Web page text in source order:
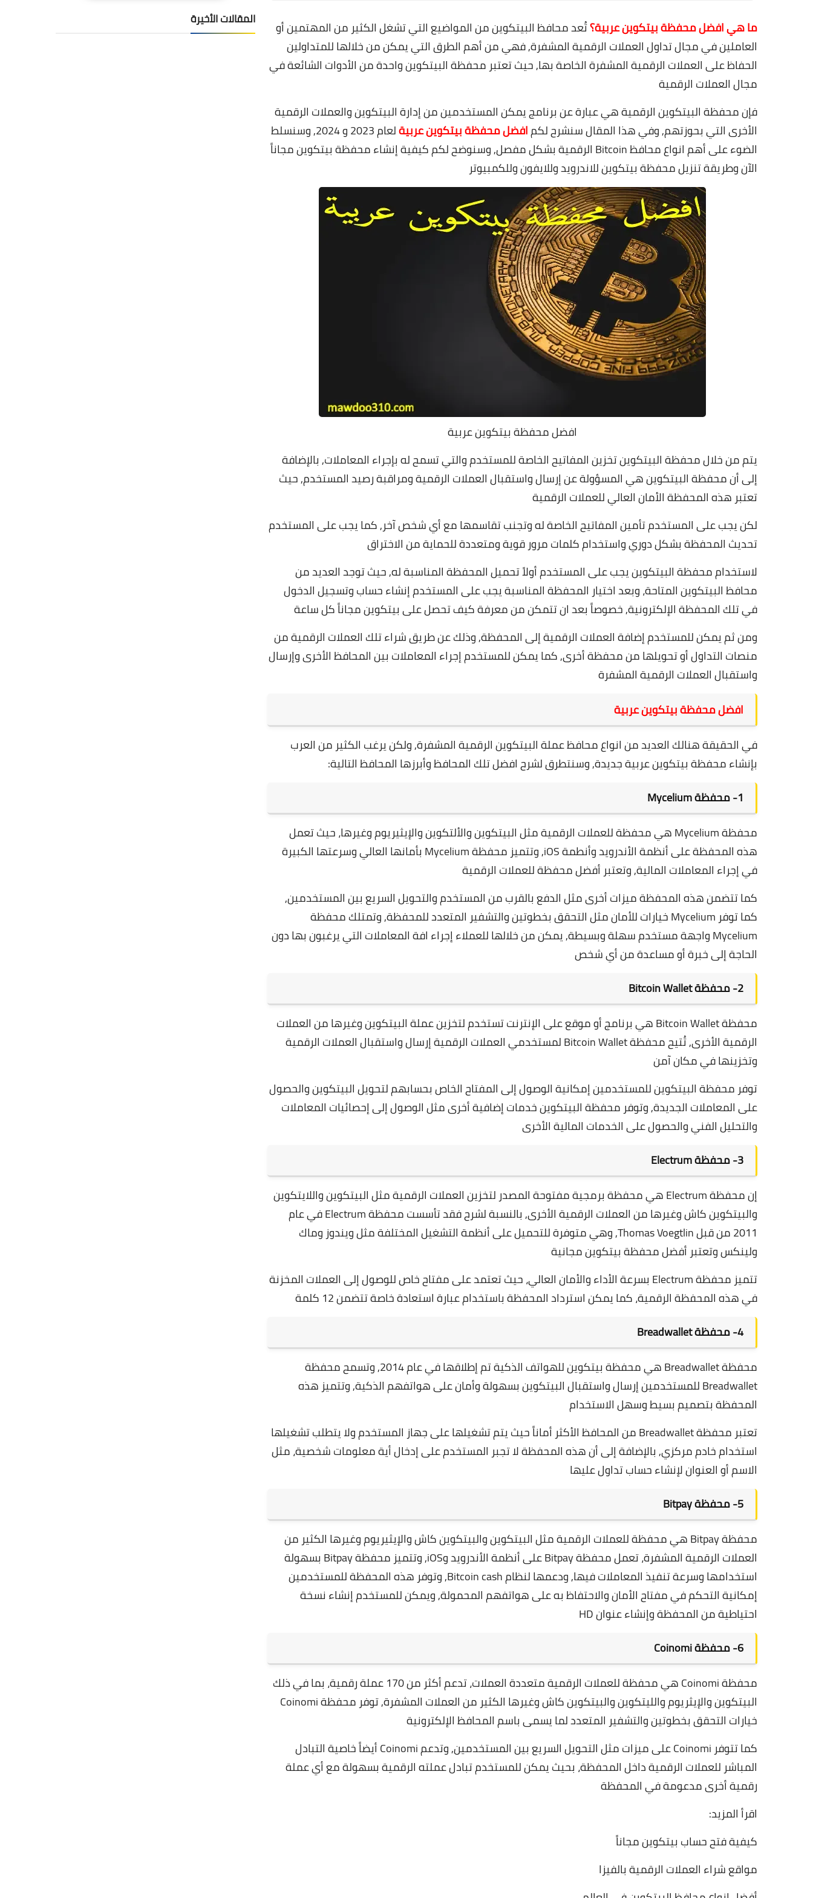
ما هي افضل محفظة بيتكوين عربية؟تُعد محافظ البيتكوين من المواضيع التي تشغل الكثير من المهتمين أو
العاملين في مجال تداول العملات الرقمية المشفرة, فهي من أهم الطرق التي يمكن من خلالها للمتداولين
الحفاظ على العملات الرقمية المشفرة الخاصة بها, حيث تعتبر محفظة البيتكوين واحدة من الأدوات الشائعة في
مجال العملات الرقمية
فإن محفظة البيتكوين الرقمية هي عبارة عن برنامج يمكن المستخدمين من إدارة البيتكوين والعملات الرقمية
الأخرى التي بحوزتهم, وفي هذا المقال سنشرح لكمافضل محفظة بيتكوين عربية
لعام 2023 و 2024, وسنسلط
الضوء على أهم انواع محافظ Bitcoin الرقمية بشكل مفصل, وسنوضح لكم كيفية إنشاء محفظة بيتكوين مجاناً
الآن وطريقةتنزيل محفظة بيتكوين للاندرويد وللايفون وللكمبيوتر
افضل محفظة بيتكوين عربية
يتم من خلال محفظةالبيتكوينتخزين المفاتيح الخاصة للمستخدم والتي تسمح له بإجراء المعاملات, بالإضافة
إلى أن محفظة البيتكوين هي المسؤولة عن إرسال واستقبال العملات الرقمية ومراقبة رصيد المستخدم, حيث
تعتبر هذه المحفظة الأمان العالي للعملات الرقمية
لكن يجب على المستخدم تأمين المفاتيح الخاصة له وتجنب تقاسمها مع أي شخص آخر, كما يجب على المستخدم
تحديث المحفظة بشكل دوري واستخدام كلمات مرور قوية ومتعددة للحماية من الاختراق
لاستخدام محفظة البيتكوين يجب على المستخدم أولاً تحميل المحفظة المناسبة له, حيث توجد العديد من
محافظ البيتكوين المتاحة، وبعد اختيار المحفظة المناسبة يجب على المستخدم إنشاء حساب وتسجيل الدخول
في تلك المحفظة الإلكترونية, خصوصاً بعد ان تتمكن من معرفةكيف تحصل على بيتكوين مجاناً كل ساعة
ومن ثم يمكن للمستخدم إضافة العملات الرقمية إلى المحفظة, وذلك عن طريق شراء تلك العملات الرقمية من
منصات التداول أو تحويلها من محفظة أخرى, كما يمكن للمستخدم إجراء المعاملات بين المحافظ الأخرى وإرسال
واستقبال العملات الرقمية المشفرة
افضل محفظة بيتكوين عربية
في الحقيقة هنالك العديد من انواع محافظ عملة البيتكوين الرقمية المشفرة, ولكن يرغب الكثير من العرب
بإنشاءمحفظة بيتكوين عربيةجديدة, وسنتطرق لشرح افضل تلك المحافظ وأبرزها المحافظ التالية:
1- محفظة Mycelium
محفظة Mycelium هي محفظة للعملات الرقمية مثل البيتكوين والألتكوين والإيثيريوم وغيرها، حيث تعمل
هذه المحفظة على أنظمة الأندرويد وأنطمة iOS, وتتميز محفظة Mycelium بأمانها العالي وسرعتها الكبيرة
في إجراء المعاملات المالية, وتعتبر أفضل محفظة للعملات الرقمية
كما تتضمن هذه المحفظة ميزات أخرى مثل الدفع بالقرب من المستخدم والتحويل السريع بين المستخدمين,
كما توفر Mycelium خيارات للأمان مثل التحقق بخطوتين والتشفير المتعدد للمحفظة, و
تمتلك محفظة
Mycelium واجهة مستخدم سهلة وبسيطة, يمكن من خلالها للعملاء إجراء افة المعاملات التي يرغبون بها دون
الحاجة إلى خبرة أو مساعدة من أي شخص
2- محفظة Bitcoin Wallet
محفظة Bitcoin Wallet هي برنامج أو موقع على الإنترنت تستخدم لتخزين عملة البيتكوين وغيرها من العملات
الرقمية الأخرى, تُتيح محفظة Bitcoin Wallet لمستخدمي العملات الرقمية إرسال واستقبال العملات الرقمية
وتخزينها في مكان آمن
توفر محفظة البيتكوين للمستخدمين إمكانية الوصول إلى المفتاح الخاص بحسابهم لتحويل البيتكوين والحصول
على المعاملات الجديدة, وتوفر محفظة البيتكوين خدمات إضافية أخرى مثل الوصول إلى إحصائيات المعاملات
والتحليل الفني والحصول على الخدمات المالية الأخرى
3- محفظة Electrum
إن محفظة Electrum هي محفظة برمجية مفتوحة المصدر لتخزين العملات الرقمية مثل البيتكوين واللايتكوين
والبيتكوين كاش وغيرها من العملات الرقمية الأخرى, بالنسبة لشرح فقد تأسست محفظة Electrum في عام
2011 من قبل Thomas Voegtlin, وهي متوفرة للتحميل على أنظمة التشغيل المختلفة مثل ويندوز وماك
ولينكس وتعتبر أفضل محفظة بيتكوين مجانية
تتميز محفظة Electrum بسرعة الأداء والأمان العالي، حيث تعتمد على مفتاح خاص للوصول إلى العملات المخزنة
في هذه المحفظة الرقمية، كما يمكن استرداد المحفظة باستخدام عبارة استعادة خاصة تتضمن 12 كلمة
4- محفظة Breadwallet
محفظة Breadwallet هي محفظة بيتكوين للهواتف الذكية تم إطلاقها في عام 2014, وتسمح محفظة
Breadwallet للمستخدمين إرسال واستقبال البيتكوين بسهولة وأمان على هواتفهم الذكية, وتتميز هذه
المحفظة بتصميم بسيط وسهل الاستخدام
تعتبر محفظة Breadwallet من المحافظ الأكثر أماناً حيث يتم تشغيلها على جهاز المستخدم ولا يتطلب تشغيلها
استخدام خادم مركزي, بالإضافة إلى أن هذه المحفظة لا تجبر المستخدم على إدخال أية معلومات شخصية، مثل
الاسم أو العنوان لإنشاء حساب تداول عليها
5- محفظة Bitpay
محفظة Bitpay هي محفظة للعملات الرقمية مثل البيتكوين والبيتكوين كاش والإيثيريوم وغيرها الكثير من
العملات الرقمية المشفرة، تعمل محفظة Bitpay على أنظمة الأندرويد وiOS, و
تتميز محفظة Bitpay بسهولة
استخدامها وسرعة تنفيذ المعاملات فيها, ودعمها لنظام Bitcoin cash, وتوفر هذه المحفظة للمستخدمين
إمكانية التحكم في مفتاح الأمان والاحتفاظ به على هواتفهم المحمولة, ويمكن للمستخدم إنشاء نسخة
احتياطية من المحفظة وإنشاء عنوان HD
6- محفظة Coinomi
محفظة Coinomi هي محفظة للعملات الرقمية متعددة العملات، تدعم أكثر من 170 عملة رقمية، بما في ذلك
البيتكوين والإيثريوم والليتكوين والبيتكوين كاش وغيرها الكثير من العملات المشفرة, توفر محفظة Coinomi
خيارات التحقق بخطوتين والتشفير المتعدد لما يسمى باسمالمحافظ الإلكترونية
كما تتوفر Coinomi على ميزات مثل التحويل السريع بين المستخدمين, وتدعم Coinomi أيضاً خاصية التبادل
المباشر للعملات الرقمية داخل المحفظة، بحيث يمكن للمستخدم تبادل عملته الرقمية بسهولة مع أي عملة
رقمية أخرى مدعومة في المحفظة
اقرأ المزيد:
كيفية فتح حساب بيتكوين مجاناً
مواقع شراء العملات الرقمية بالفيزا
المقالات الأخيرة